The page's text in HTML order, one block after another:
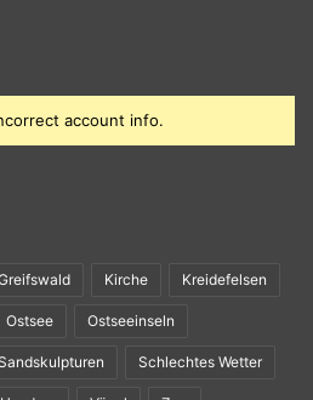
account info.
Kirche Kreidefelsen
Ostsee Ostseeinseln
Sandskulpturen Schlechtes Wetter